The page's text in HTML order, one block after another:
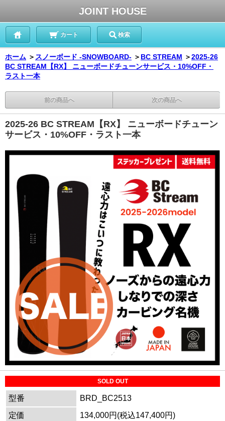
JOINT HOUSE
カート 検索
ホーム ＞ スノーボード -SNOWBOARD- ＞ BC STREAM ＞2025-26
BC STREAM【RX】 ニューボードチューンサービス・10%OFF・
ラスト一本
前の商品へ 次の商品へ
2025-26 BC STREAM【RX】 ニューボードチューン
サービス・10%OFF・ラスト一本
SOLD OUT
型番
BRD_BC2513
定価
134,000円(税込147,400円)